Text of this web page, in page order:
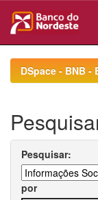
navigationDSpace - BNB
Pesquisar:
por